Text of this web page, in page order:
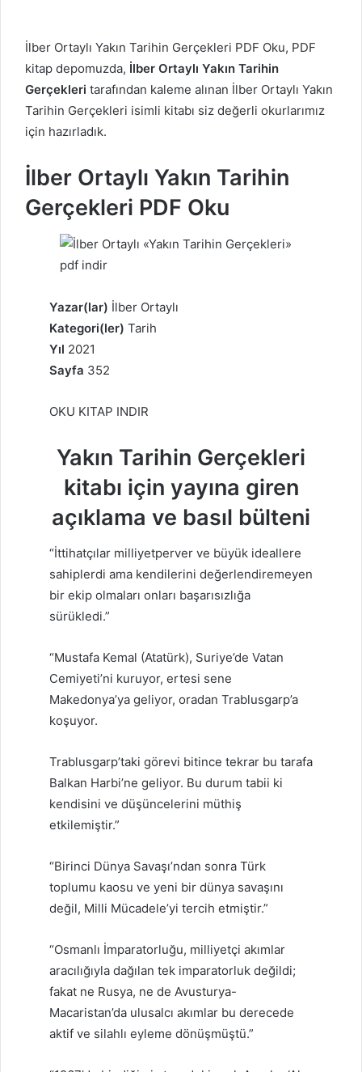
İlber Ortaylı Yakın Tarihin Gerçekleri PDF Oku, PDF
kitap depomuzda, İlber Ortaylı Yakın Tarihin
Gerçekleri tarafından kaleme alınan İlber Ortaylı Yakın
Tarihin Gerçekleri isimli kitabı siz değerli okurlarımız
için hazırladık.
İlber Ortaylı Yakın Tarihin
Gerçekleri PDF Oku
Yazar(lar) İlber Ortaylı
Kategori(ler) Tarih
Yıl 2021
Sayfa 352
OKU KITAP INDIR
Yakın Tarihin Gerçekleri
kitabı için yayına giren
açıklama ve basıl bülteni
“İttihatçılar milliyetperver ve büyük ideallere
sahiplerdi ama kendilerini değerlendiremeyen
bir ekip olmaları onları başarısızlığa
sürükledi.”
“Mustafa Kemal (Atatürk), Suriye’de Vatan
Cemiyeti’ni kuruyor, ertesi sene
Makedonya’ya geliyor, oradan Trablusgarp’a
koşuyor.
Trablusgarp’taki görevi bitince tekrar bu tarafa
Balkan Harbi’ne geliyor. Bu durum tabii ki
kendisini ve düşüncelerini müthiş
etkilemiştir.”
“Birinci Dünya Savaşı’ndan sonra Türk
toplumu kaosu ve yeni bir dünya savaşını
değil, Milli Mücadele’yi tercih etmiştir.”
“Osmanlı İmparatorluğu, milliyetçi akımlar
aracılığıyla dağılan tek imparatorluk değildi;
fakat ne Rusya, ne de Avusturya-
Macaristan’da ulusalcı akımlar bu derecede
aktif ve silahlı eyleme dönüşmüştü.”